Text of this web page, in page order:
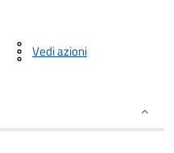
Vedi azioni